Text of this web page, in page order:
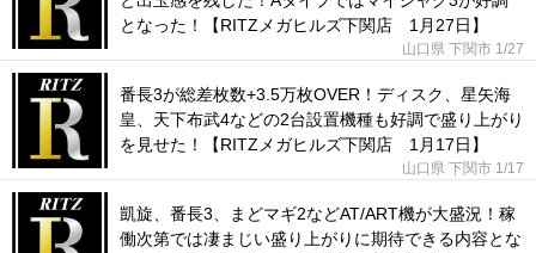
となった！【RITZメガヒルズ下関店 1月27日】
山口県 下関市 1/27
番長3が総差枚数+3.5万枚OVER！ディスク、星矢海
皇、天下布武4などの2台設置機種も好調で盛り上がり
を見せた！【RITZメガヒルズ下関店 1月17日】
山口県 下関市 1/17
凱旋、番長3、まどマギ2などAT/ART機が大盛況！稼
働次第では凄まじい盛り上がりに期待できる内容とな